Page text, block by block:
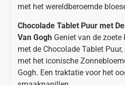
met het wereldberoemde
Chocolade Tablet Puur met
Van Gogh Geniet van de
met de Chocolade Tablet
met het iconische
Gogh. Een traktatie voor het